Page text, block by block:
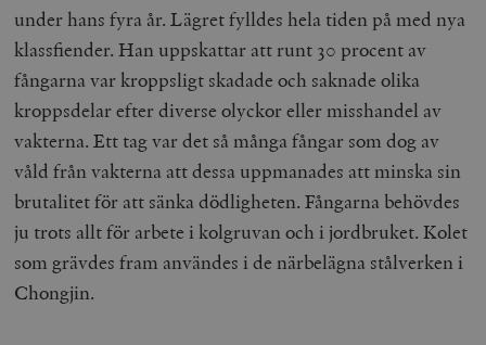
under hans fyra år. Lägret fylldes hela tiden på med nya
klassfiender. Han uppskattar att runt 30 procent av
fångarna var kroppsligt skadade och saknade olika
kroppsdelar efter diverse olyckor eller misshandel av
vakterna. Ett tag var det så många fångar som dog av
våld från vakterna att dessa uppmanades att minska sin
brutalitet för att sänka dödligheten. Fångarna behövdes
ju trots allt för arbete i kolgruvan och i jordbruket. Kolet
som grävdes fram användes i de närbelägna stålverken i
Chongjin.